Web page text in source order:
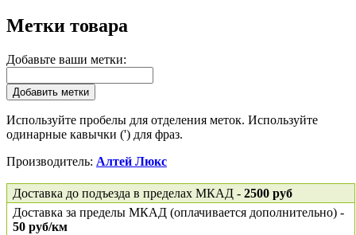
Метки товара
Добавьте ваши метки:
Добавить метки
Используйте пробелы для отделения меток. Используйте
одинарные кавычки (') для фраз.
Производитель: Алтей Люкс
Доставка до подъезда в пределах МКАД - 2500 руб
Доставка за пределы МКАД (оплачивается дополнительно) -
50 руб/км